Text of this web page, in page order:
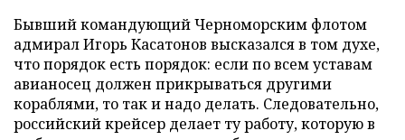
Бывший командующий Черноморским флотом
адмирал Игорь Касатонов высказался в том духе,
что порядок есть порядок: если по всем уставам
авианосец должен прикрываться другими
кораблями, то так и надо делать. Следовательно,
российский крейсер делает ту работу, которую в